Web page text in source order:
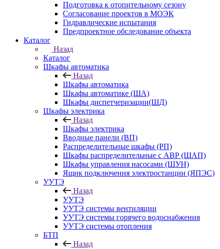
Подготовка к отопительному сезону
Согласование проектов в МОЭК
Гидравлические испытания
Предпроектное обследование объекта
Каталог
Назад
Каталог
Шкафы автоматика
Назад
Шкафы автоматика
Шкафы автоматике (ША)
Шкафы диспетчеризации(ШД)
Шкафы электрика
Назад
Шкафы электрика
Вводные панели (ВП)
Распределительные шкафы (РП)
Шкафы распределительные с АВР (ШАП)
Шкафы управления насосами (ШУН)
Ящик подключения электростанции (ЯПЭС)
УУТЭ
Назад
УУТЭ
УУТЭ системы вентиляции
УУТЭ системы горячего водоснабжения
УУТЭ системы отопления
БТП
Назад